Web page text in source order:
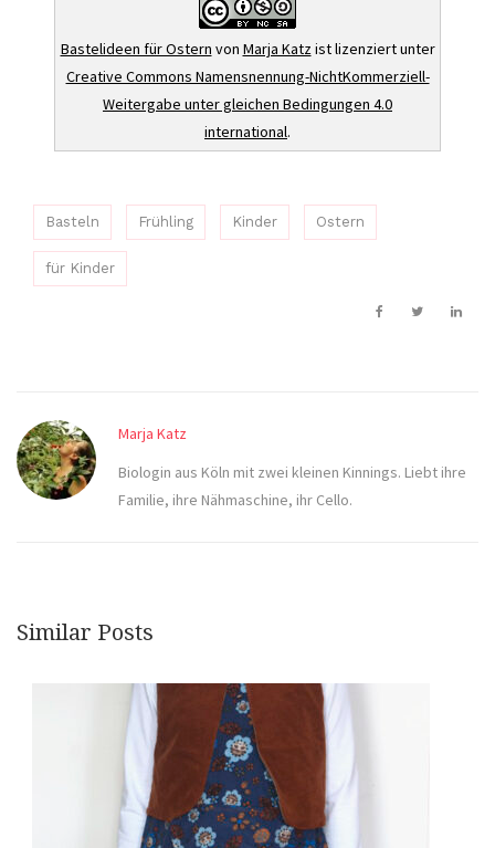
Bastelideen für Ostern von Marja Katzist lizenziert unter
Creative Commons Namensnennung-NichtKommerziell-
Weitergabe unter gleichen Bedingungen 4.0
international.
Basteln Frühling Kinder Ostern
für Kinder
Marja Katz
Biologin aus Köln mit zwei kleinen Kinnings. Liebt ihre
Familie, ihre Nähmaschine, ihr Cello.
Similar Posts